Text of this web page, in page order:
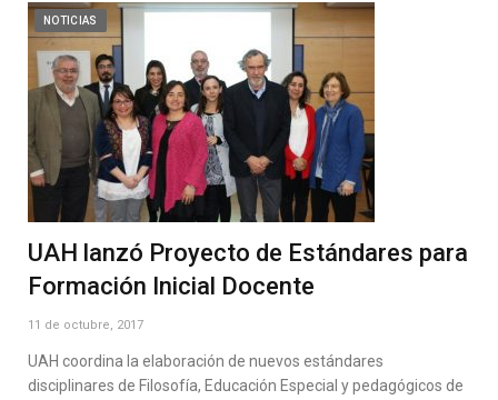
NOTICIAS
UAH lanzó Proyecto de Estándares para
Formación Inicial Docente
11 de octubre, 2017
UAH coordina la elaboración de nuevos estándares
disciplinares de Filosofía, Educación Especial y pedagógicos de